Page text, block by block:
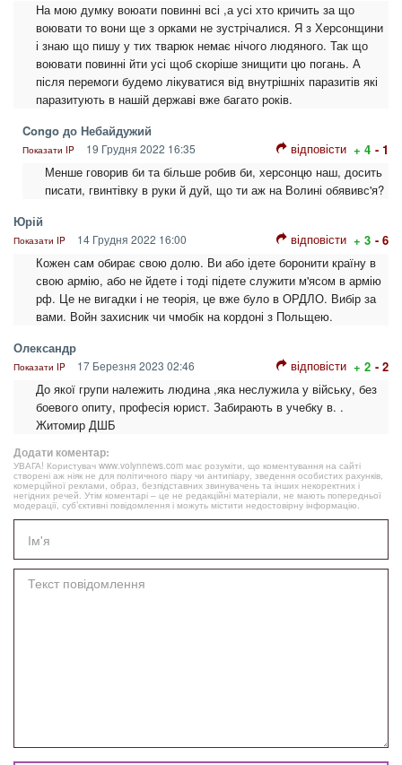
На мою думку воюати повинні всі ,а усі хто кричить за що
воювати то вони ще з орками не зустрічалися. Я з Херсонщини
і знаю що пишу у тих тварюк немає нічого людяного. Так що
воювати повинні йти усі щоб скоріше знищити цю погань. А
після перемоги будемо лікуватися від внутрішніх паразитів які
паразитують в нашій державі вже багато років.
Congo до Небайдужий
Показати IP 19 Грудня 2022 16:35 відповісти + 4 - 1
Менше говорив би та більше робив би, херсонцю наш, досить
писати, гвинтівку в руки й дуй, що ти аж на Волині обявивс'я?
Юрій
Показати IP 14 Грудня 2022 16:00 відповісти + 3 - 6
Кожен сам обирає свою долю. Ви або ідете боронити країну в
свою армію, або не йдете і тоді підете служити м'ясом в армію
рф. Це не вигадки і не теорія, це вже було в ОРДЛО. Вибір за
вами. Войн захисник чи чмобік на кордоні з Польщею.
Олександр
Показати IP 17 Березня 2023 02:46 відповісти + 2 - 2
До якої групи належить людина ,яка неслужила у війську, без
боевого опиту, професія юрист. Забирають в учебку в. .
Житомир ДШБ
Додати коментар:
УВАГА! Користувач www.volynnews.com має розуміти, що коментування на сайті
створені аж ніяк не для політичного піару чи антипіару, зведення особистих рахунків,
комерційної реклами, образ, безпідставних звинувачень та інших некоректних і
негідних речей. Утім коментарі – це не редакційні матеріали, не мають попередньої
модерації, суб’єктивні повідомлення і можуть містити недостовірну інформацію.